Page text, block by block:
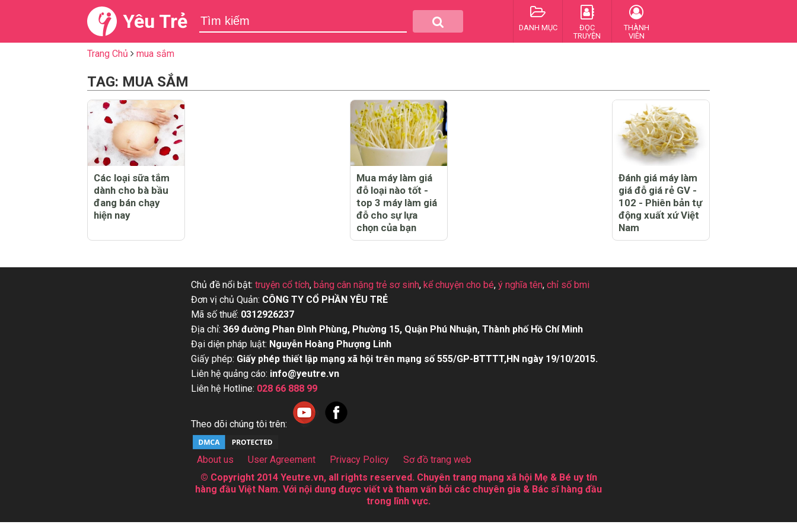
Yêu Trẻ DANH MỤC
ĐỌC
TRUYỆN
THÀNH
VIÊN
Trang Chủ mua sắm
TAG: MUA SẮM
Các loại sữa tắm
dành cho bà bầu
đang bán chạy
hiện nay
Mua máy làm giá
đỗ loại nào tốt -
top 3 máy làm giá
đỗ cho sự lựa
chọn của bạn
Đánh giá máy làm
giá đỗ giá rẻ GV -
102 - Phiên bản tự
động xuất xứ Việt
Nam
Chủ đề nổi bật: truyện cổ tích, bảng cân nặng trẻ sơ sinh, kể chuyện cho bé, ý nghĩa tên, chỉ số bmi
Đơn vị chủ Quản: CÔNG TY CỔ PHẦN YÊU TRẺ
Mã số thuế: 0312926237
Địa chỉ: 369 đường Phan Đình Phùng, Phường 15, Quận Phú Nhuận, Thành phố Hồ Chí Minh
Đại diện pháp luật: Nguyễn Hoàng Phượng Linh
Giấy phép: Giấy phép thiết lập mạng xã hội trên mạng số 555/GP-BTTTT,HN ngày 19/10/2015.
Liên hệ quảng cáo: info@yeutre.vn
Liên hệ Hotline: 028 66 888 99
Theo dõi chúng tôi trên:
About us User Agreement Privacy Policy
Sơ đồ trang web
© Copyright 2014 Yeutre.vn, all rights reserved. Chuyên trang mạng xã hội Mẹ & Bé uy tín
hàng đầu Việt Nam. Với nội dung được viết và tham vấn bởi các chuyên gia & Bác sĩ hàng đầu
trong lĩnh vực.